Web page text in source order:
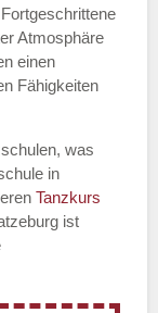
Atmosphäre
einen
Fähigkeiten
was
in
Tanzkurs
ist